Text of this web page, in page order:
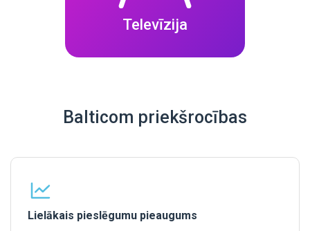
Televīzija
Balticom priekšrocības
Lielākais pieslēgumu pieaugums